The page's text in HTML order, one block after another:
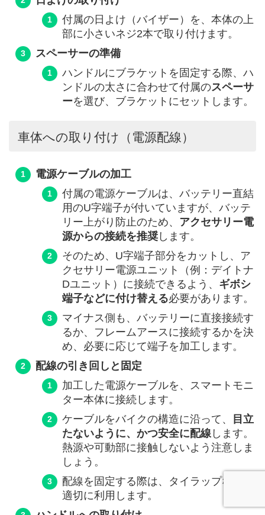
付属の日よけ（バイザー）を、本体の上
部に小さいネジ2本で取り付けます。
スペーサーの準備
ハンドルにブラケットを固定する際、ハ
ンドルの太さに合わせて付属のスペーサ
ーを選び、ブラケットにセットします。
車体への取り付け（電源配線）
電源ケーブルの加工
付属の電源ケーブルは、バッテリー直結
用のU字端子が付いていますが、バッテ
リー上がり防止のため、 アクセサリー電
源からの接続を推奨 します。
そのため、U字端子部分をカットし、ア
クセサリー電源ユニット（例：デイトナ
Dユニット）に接続できるよう、 ギボシ
端子などに付け替える必要があります。
マイナス側も、バッテリーに直接接続す
るか、フレームアースに接続するかを決
め、必要に応じて端子を加工します。
配線の引き回しと固定
加工した電源ケーブルを、スマートモニ
ター本体に接続します。
ケーブルをバイクの構造に沿って、
目立
たないように、かつ安全に配線 します。
熱源や可動部に接触しないよう注意しま
しょう。
配線を固定する際は、タイラップなどを
適切に利用します。